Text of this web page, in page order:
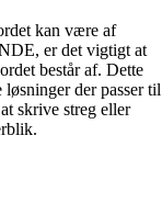
kan være af
er det vigtigt at
består af. Dette
der passer til
skrive streg eller